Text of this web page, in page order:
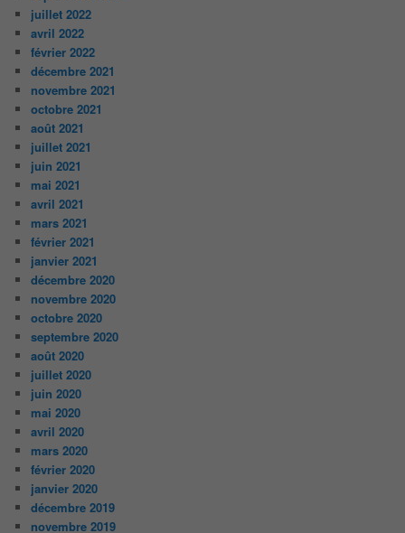
juillet 2022
avril 2022
février 2022
décembre 2021
novembre 2021
octobre 2021
août 2021
juillet 2021
juin 2021
mai 2021
avril 2021
mars 2021
février 2021
janvier 2021
décembre 2020
novembre 2020
octobre 2020
septembre 2020
août 2020
juillet 2020
juin 2020
mai 2020
avril 2020
mars 2020
février 2020
janvier 2020
décembre 2019
novembre 2019